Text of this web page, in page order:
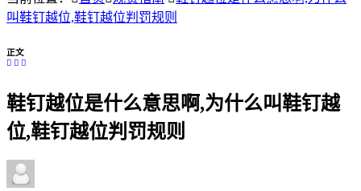
叫鞋钉越位,鞋钉越位判罚规则
正文
鞋钉越位是什么意思啊,为什么叫鞋钉越
位,鞋钉越位判罚规则